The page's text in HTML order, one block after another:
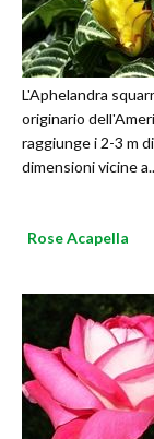
L'Aphelandra
originario
raggiunge i 2-3 m
dimensioni vicine
Rose Acapella